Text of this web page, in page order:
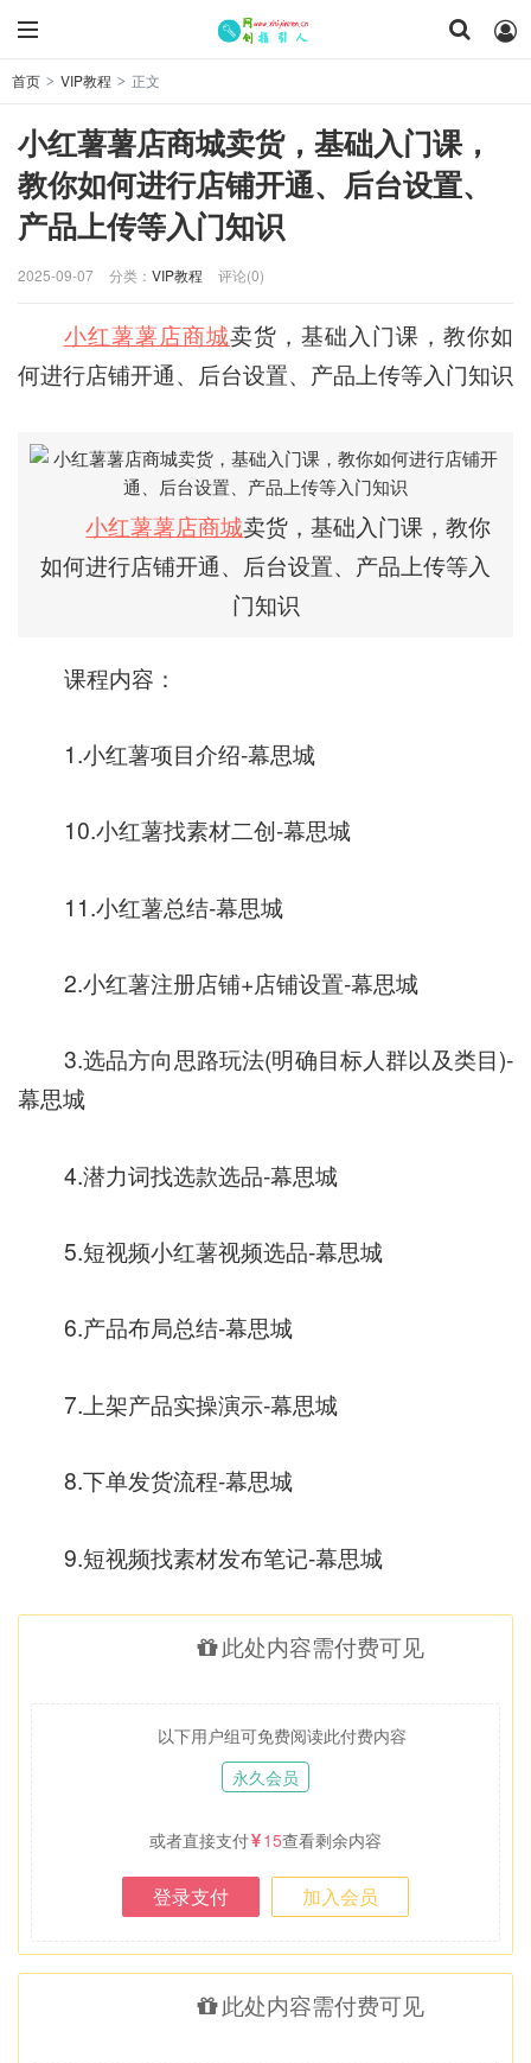
首页 > VIP教程 > 正文
小红薯薯店商城卖货，基础入门课，
教你如何进行店铺开通、后台设置、
产品上传等入门知识
2025-09-07 分类： VIP教程 评论(0)
小红薯薯店商城卖货，基础入门课，教你如
何进行店铺开通、后台设置、产品上传等入门知识
小红薯薯店商城卖货，基础入门课，教你
如何进行店铺开通、后台设置、产品上传等入
门知识
课程内容：
1.小红薯项目介绍-幕思城
10.小红薯找素材二创-幕思城
11.小红薯总结-幕思城
2.小红薯注册店铺+店铺设置-幕思城
3.选品方向思路玩法(明确目标人群以及类目)-
幕思城
4.潜力词找选款选品-幕思城
5.短视频小红薯视频选品-幕思城
6.产品布局总结-幕思城
7.上架产品实操演示-幕思城
8.下单发货流程-幕思城
9.短视频找素材发布笔记-幕思城
此处内容需付费可见
以下用户组可免费阅读此付费内容
永久会员
或者直接支付 15查看剩余内容
登录支付 加入会员
此处内容需付费可见